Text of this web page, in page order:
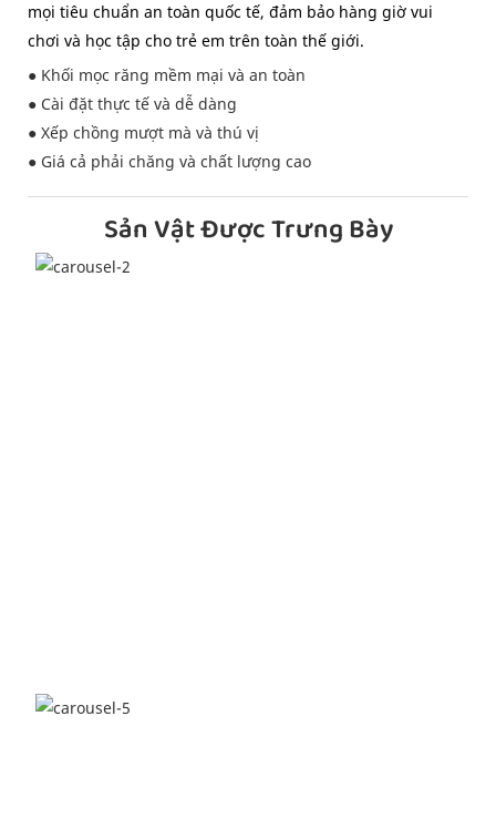
mọi tiêu chuẩn an toàn quốc tế, đảm bảo hàng giờ vui
chơi và học tập cho trẻ em trên toàn thế giới.
● Khối mọc răng mềm mại và an toàn
● Cài đặt thực tế và dễ dàng
● Xếp chồng mượt mà và thú vị
● Giá cả phải chăng và chất lượng cao
Sản Vật Được Trưng Bày